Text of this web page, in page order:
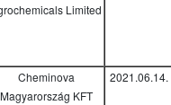
Limited
Cheminova
Magyarország KFT
2021.06.14.